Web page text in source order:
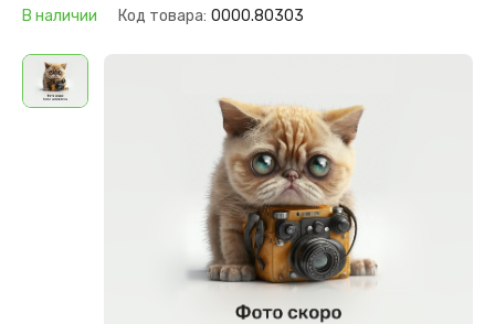
В наличии Код товара: 0000.80303